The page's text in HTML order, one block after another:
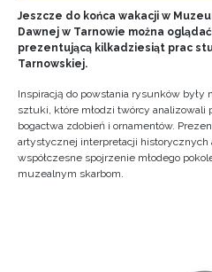
Jeszcze do końca wakacji w
Dawnej w Tarnowie można oglądać
prezentującą kilkadziesiąt prac
Tarnowskiej.
Inspiracją do powstania rysunków
sztuki, które młodzi twórcy analizowali
bogactwa zdobień i ornamentów.
artystycznej interpretacji historycznych
współczesne spojrzenie młodego
muzealnym skarbom.